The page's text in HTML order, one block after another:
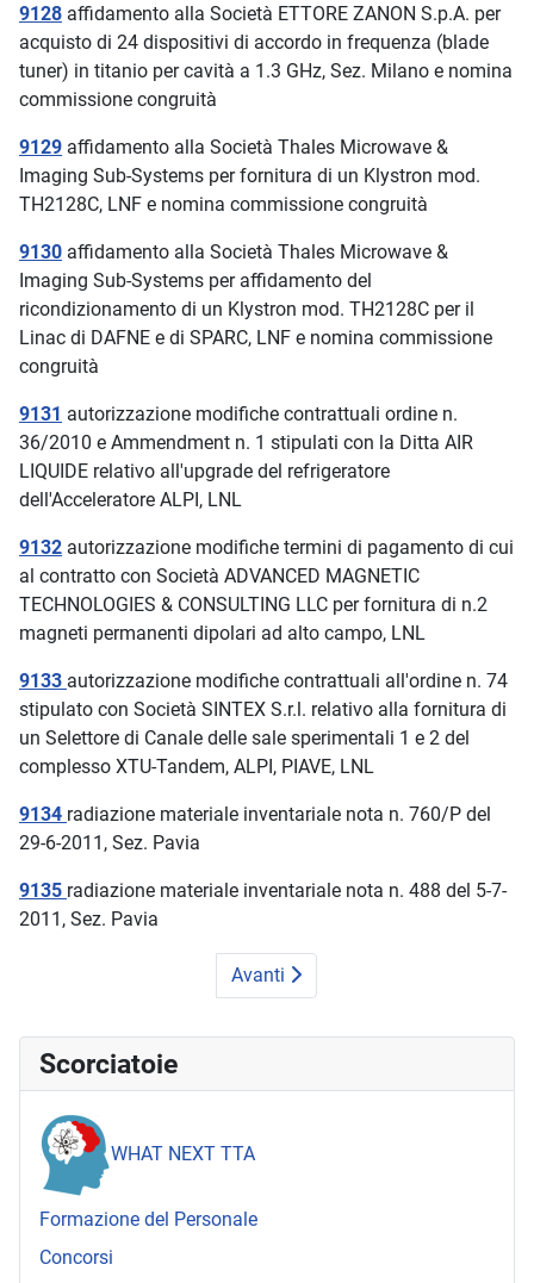
Scorciatoie
WHAT NEXT TTA
Formazione del Personale
Concorsi
9128 affidamento alla Società ETTORE ZANON S.p.A. per
acquisto di 24 dispositivi di accordo in frequenza (blade
tuner) in titanio per cavità a 1.3 GHz, Sez. Milano e nomina
commissione congruità
9129 affidamento alla Società Thales Microwave &
Imaging Sub-Systems per fornitura di un Klystron mod.
TH2128C, LNF e nomina commissione congruità
9130 affidamento alla Società Thales Microwave &
Imaging Sub-Systems per affidamento del
ricondizionamento di un Klystron mod. TH2128C per il
Linac di DAFNE e di SPARC, LNF e nomina commissione
congruità
9131 autorizzazione modifiche contrattuali ordine n.
36/2010 e Ammendment n. 1 stipulati con la Ditta AIR
LIQUIDE relativo all'upgrade del refrigeratore
dell'Acceleratore ALPI, LNL
9132 autorizzazione modifiche termini di pagamento di cui
al contratto con Società ADVANCED MAGNETIC
TECHNOLOGIES & CONSULTING LLC per fornitura di n.2
magneti permanenti dipolari ad alto campo, LNL
9133 autorizzazione modifiche contrattuali all'ordine n. 74
stipulato con Società SINTEX S.r.l. relativo alla fornitura di
un Selettore di Canale delle sale sperimentali 1 e 2 del
complesso XTU-Tandem, ALPI, PIAVE, LNL
9134 radiazione materiale inventariale nota n. 760/P del
29-6-2011, Sez. Pavia
9135 radiazione materiale inventariale nota n. 488 del 5-7-
2011, Sez. Pavia
Avanti